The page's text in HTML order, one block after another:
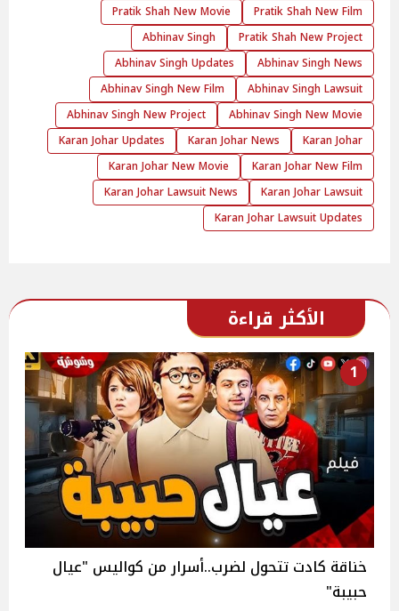
Pratik Shah New Film
Pratik Shah New Movie
Pratik Shah New Project
Abhinav Singh
Abhinav Singh News
Abhinav Singh Updates
Abhinav Singh Lawsuit
Abhinav Singh New Film
Abhinav Singh New Movie
Abhinav Singh New Project
Karan Johar
Karan Johar News
Karan Johar Updates
Karan Johar New Film
Karan Johar New Movie
Karan Johar Lawsuit
Karan Johar Lawsuit News
Karan Johar Lawsuit Updates
الأكثر قراءة
1
خناقة كادت تتحول لضرب..أسرار من كواليس "عيال
حبيبة"